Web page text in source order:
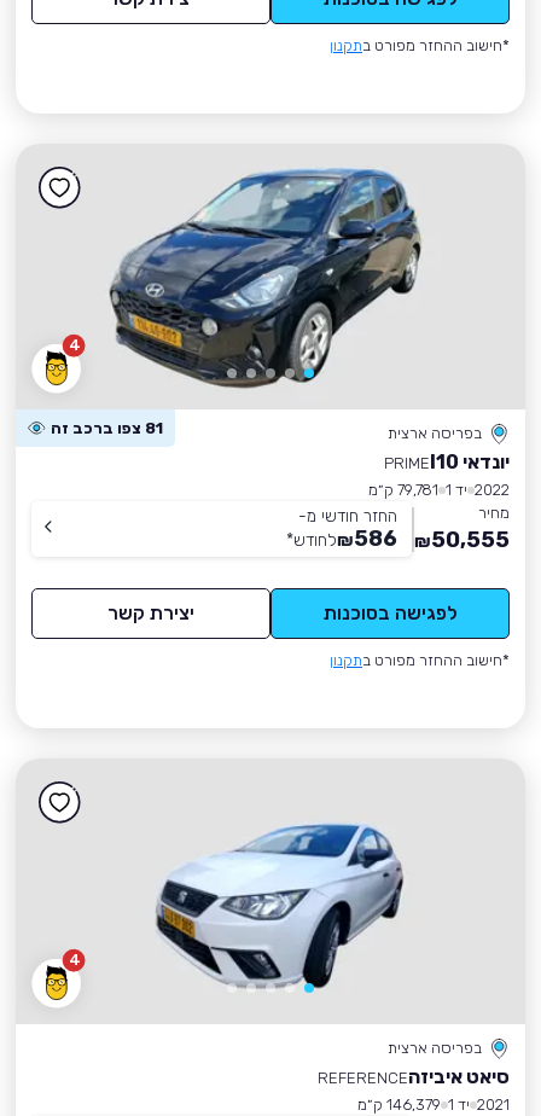
*חישוב ההחזר מפורט בתקנון
4
בפריסה ארצית 81 צפו ברכב זה
יונדאי I10
PRIME
2022 יד 1
79,781 ק״מ
מחיר
50,555
₪
החזר חודשי מ-
586
₪לחודש*
לפגישה בסוכנות יצירת קשר
*חישוב ההחזר מפורט בתקנון
4
בפריסה ארצית
סיאט איביזהREFERENCE
2021 יד 1
146,379 ק״מ